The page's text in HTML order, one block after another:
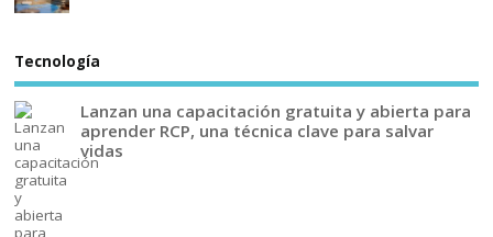
Tecnología
Lanzan una capacitación gratuita y abierta para
aprender RCP, una técnica clave para salvar
vidas